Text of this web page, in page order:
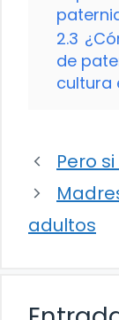
2.3
de
cultura
Pero
adultos